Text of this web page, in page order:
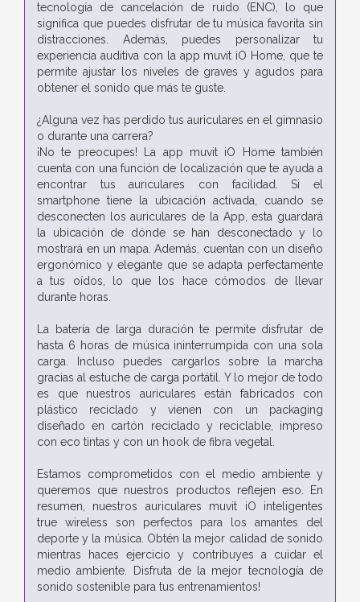
tecnología de cancelación de ruido (ENC), lo que
significa que puedes disfrutar de tu música favorita sin
distracciones. Además, puedes personalizar tu
experiencia auditiva con la app muvit iO Home, que te
permite ajustar los niveles de graves y agudos para
obtener el sonido que más te guste.
¿Alguna vez has perdido tus auriculares en el gimnasio
o durante una carrera?
¡No te preocupes! La app muvit iO Home también
cuenta con una función de localización que te ayuda a
encontrar tus auriculares con facilidad. Si el
smartphone tiene la ubicación activada, cuando se
desconecten los auriculares de la App, esta guardará
la ubicación de dónde se han desconectado y lo
mostrará en un mapa. Además, cuentan con un diseño
ergonómico y elegante que se adapta perfectamente
a tus oídos, lo que los hace cómodos de llevar
durante horas.
La batería de larga duración te permite disfrutar de
hasta 6 horas de música ininterrumpida con una sola
carga. Incluso puedes cargarlos sobre la marcha
gracias al estuche de carga portátil. Y lo mejor de todo
es que nuestros auriculares están fabricados con
plástico reciclado y vienen con un packaging
diseñado en cartón reciclado y reciclable, impreso
con eco tintas y con un hook de fibra vegetal.
Estamos comprometidos con el medio ambiente y
queremos que nuestros productos reflejen eso. En
resumen, nuestros auriculares muvit iO inteligentes
true wireless son perfectos para los amantes del
deporte y la música. Obtén la mejor calidad de sonido
mientras haces ejercicio y contribuyes a cuidar el
medio ambiente. Disfruta de la mejor tecnología de
sonido sostenible para tus entrenamientos!